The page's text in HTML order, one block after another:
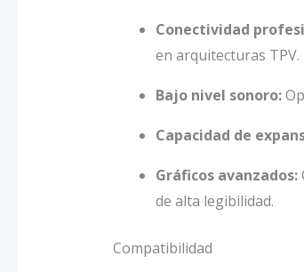
Conectividad
en arquitecturas TPV.
Bajo nivel sonoro:
Capacidad de
Gráficos avanzados:
de alta legibilidad.
Compatibilidad